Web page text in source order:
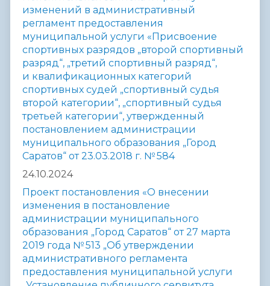
изменений в административный
регламент предоставления
муниципальной услуги «Присвоение
спортивных разрядов „второй спортивный
разряд“, „третий спортивный разряд“,
и квалификационных категорий
спортивных судей „спортивный судья
второй категории“, „спортивный судья
третьей категории“, утвержденный
постановлением администрации
муниципального образования „Город
Саратов“ от 23.03.2018 г. № 584
24.10.2024
Проект постановления «О внесении
изменения в постановление
администрации муниципального
образования „Город Саратов“ от 27 марта
2019 года № 513 „Об утверждении
административного регламента
предоставления муниципальной услуги